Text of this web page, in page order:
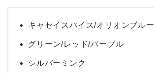
キャセイスパイス/オリオンブルー
グリーン/レッド/パープル
シルバーミンク